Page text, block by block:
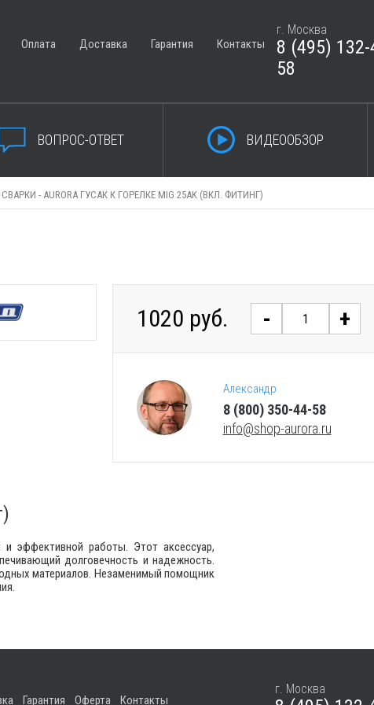
Оплата Доставка Гарантия Контакты
г. Москва
8 (495) 132-
58
ВОПРОС-ОТВЕТ ВИДЕООБЗОР
- AURORA ГУСАК К ГОРЕЛКЕ MIG 25AK (ВКЛ. ФИТИНГ)
1020 руб. - +
Александр
8 (800) 350-44-58
info@shop-aurora.ru
эффективной работы. Этот аксессуар,
долговечность и надежность.
материалов. Незаменимый помощник
Гарантия Оферта Контакты
г. Москва